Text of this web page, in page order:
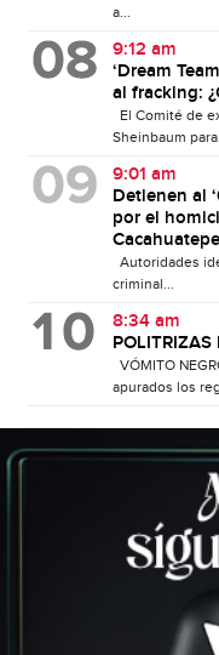
a...
9:12 am
‘Dream
al fracking:
El Comité de
Sheinbaum
9:01 am
Detienen al
por el
Autoridades
criminal...
8:34 am
VÓMITO
apurados los